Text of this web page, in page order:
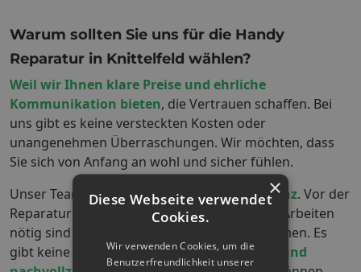
Warum sollten Sie uns für die Handy
Reparatur in Knittelfeld wählen?
Weil wir Ihnen klare Preise und ehrliche
Kommunikation bieten, die Vertrauen schaffen. Bei
uns gibt es keine versteckten Kosten oder
unangenehmen Überraschungen. Wir möchten, dass
Sie sich von Anfang an wohl und sicher fühlen.
Unser Team legt großen Wert aufTransparenz. Vor der
Reparatur erklären wir Ihnen genau, welche Arbeiten
nötig sind und welche Kosten auf Sie zukommen. Es
gibt keine versteckten Gebühren – nurfaire und
×
Diese Webseite verwendet
Cookies.
Wir verwenden Cookies, um die
Benutzerfreundlichkeit unserer